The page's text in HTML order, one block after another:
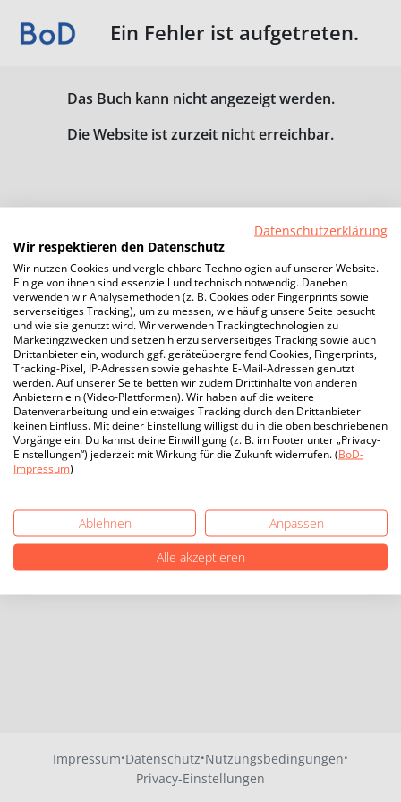
Ein Fehler ist aufgetreten.
Das Buch kann nicht angezeigt werden.
Die Website ist zurzeit nicht erreichbar.
Impressum·Datenschutz·Nutzungsbedingungen·
Privacy-Einstellungen
Datenschutzerklärung
Wir respektieren den Datenschutz
Wir nutzen Cookies und vergleichbare Technologien auf unserer Website.
Einige von ihnen sind essenziell und technisch notwendig. Daneben
verwenden wir Analysemethoden (z. B. Cookies oder Fingerprints sowie
serverseitiges Tracking), um zu messen, wie häufig unsere Seite besucht
und wie sie genutzt wird. Wir verwenden Trackingtechnologien zu
Marketingzwecken und setzen hierzu serverseitiges Tracking sowie auch
Drittanbieter ein, wodurch ggf. geräteübergreifend Cookies, Fingerprints,
Tracking-Pixel, IP-Adressen sowie gehashte E-Mail-Adressen genutzt
werden. Auf unserer Seite betten wir zudem Drittinhalte von anderen
Anbietern ein (Video-Plattformen). Wir haben auf die weitere
Datenverarbeitung und ein etwaiges Tracking durch den Drittanbieter
keinen Einfluss. Mit deiner Einstellung willigst du in die oben beschriebenen
Vorgänge ein. Du kannst deine Einwilligung (z. B. im Footer unter „Privacy-
Einstellungen“) jederzeit mit Wirkung für die Zukunft widerrufen. (BoD-
Impressum)
Ablehnen
Anpassen
Alle akzeptieren